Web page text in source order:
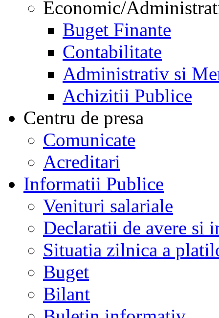
Economic/
Buget Finante
Contabilitate
Administrativ si
Achizitii Publice
Centru de presa
Comunicate
Acreditari
Informatii Publice
Venituri salariale
Declaratii de avere si
Situatia zilnica a
Buget
Bilant